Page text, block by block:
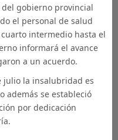
gobierno provincial
el personal de salud
intermedio hasta el
informará el avance
a un acuerdo.
julio la insalubridad es
además se estableció
por dedicación